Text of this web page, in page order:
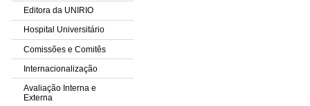
Editora da UNIRIO
Hospital Universitário
Comissões e Comitês
Internacionalização
Avaliação Interna e
Externa